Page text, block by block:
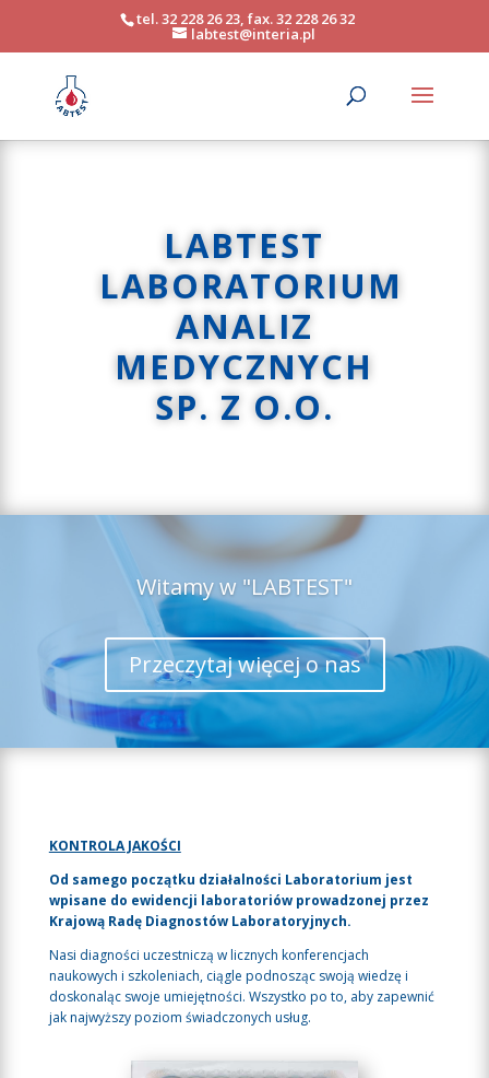
tel. 32 228 26 23, fax. 32 228 26 32
labtest@interia.pl
LABTEST
LABORATORIUM
ANALIZ
MEDYCZNYCH
SP. Z O.O.
Witamy w "LABTEST"
Przeczytaj więcej o nas
KONTROLA JAKOŚCI
Od samego początku działalności Laboratorium jest
wpisane do ewidencji laboratoriów prowadzonej przez
Krajową Radę Diagnostów Laboratoryjnych.
Nasi diagności uczestniczą w licznych konferencjach
naukowych i szkoleniach, ciągle podnosząc swoją wiedzę i
doskonaląc swoje umiejętności. Wszystko po to, aby zapewnić
jak najwyższy poziom świadczonych usług.